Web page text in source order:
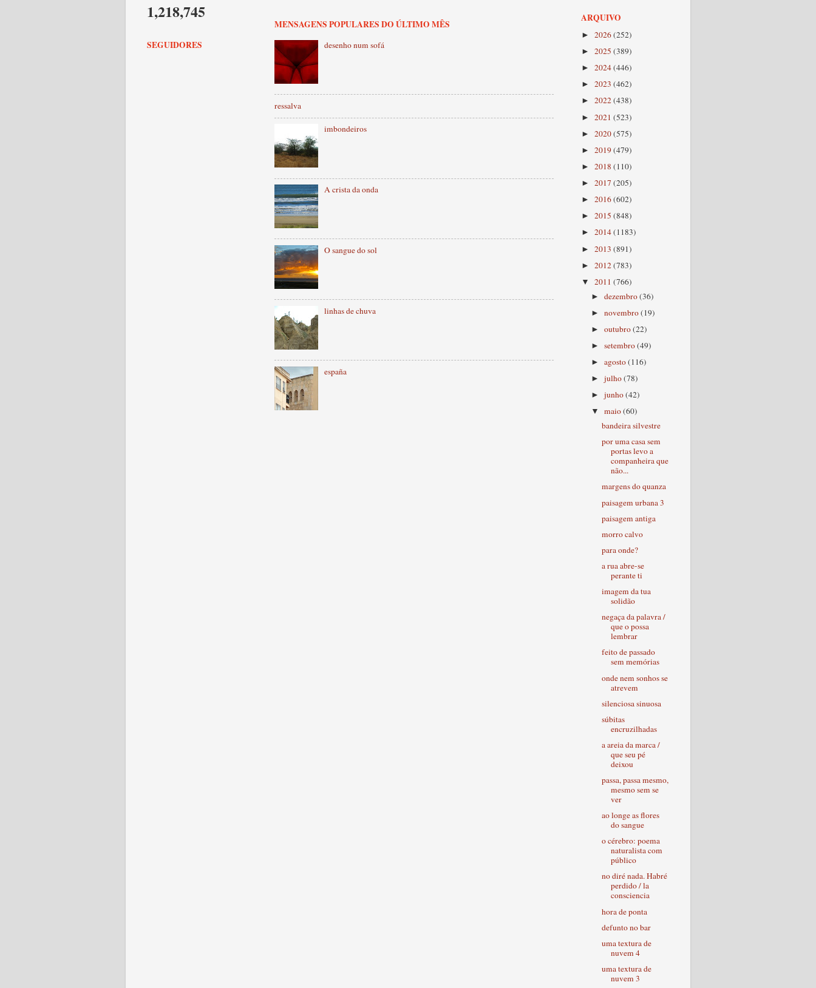
MENSAGENS POPULARES DO ÚLTIMO MÊS
desenho num sofá
ressalva
imbondeiros
A crista da onda
O sangue do sol
linhas de chuva
españa
1,218,745
SEGUIDORES
ARQUIVO
► 2026(252)
► 2025 (389)
► 2024(446)
► 2023 (462)
► 2022(438)
► 2021 (523)
► 2020(575)
► 2019(479)
► 2018 (110)
► 2017 (205)
► 2016(602)
► 2015 (848)
► 2014(1183)
► 2013 (891)
► 2012(783)
▼ 2011 (766)
►dezembro(36)
►novembro(19)
►outubro(22)
►setembro(49)
►agosto(116)
►julho(78)
►junho(42)
▼maio(60)
bandeira silvestre
por uma casa sem
portas levo a
companheira que
não...
margens do quanza
paisagem urbana 3
paisagem antiga
morro calvo
para onde?
a rua abre-se
perante ti
imagem da tua
solidão
negaça da palavra /
que o possa
lembrar
feito de passado
sem memórias
onde nem sonhos se
atrevem
silenciosa sinuosa
súbitas
encruzilhadas
a areia da marca /
que seu pé
deixou
passa, passa mesmo,
mesmo sem se
ver
ao longe as flores
do sangue
o cérebro: poema
naturalista com
público
no diré nada. Habré
perdido / la
consciencia
hora de ponta
defunto no bar
uma textura de
nuvem 4
uma textura de
nuvem 3